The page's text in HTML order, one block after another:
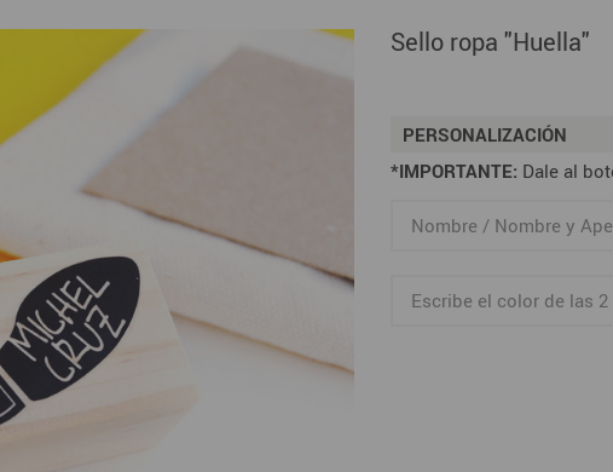
Sello ropa "Huella"
PERSONALIZACIÓN
*IMPORTANTE: Dale al